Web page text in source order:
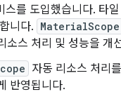
를 도입했습니다. 타
니다. MaterialScope
소스 처리 및 성능을 개
자동 리소스 처리
반영됩니다.